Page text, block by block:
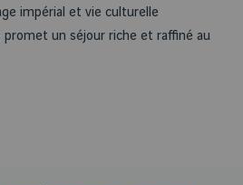
impérial et vie culturelle
promet un séjour riche et raffiné au